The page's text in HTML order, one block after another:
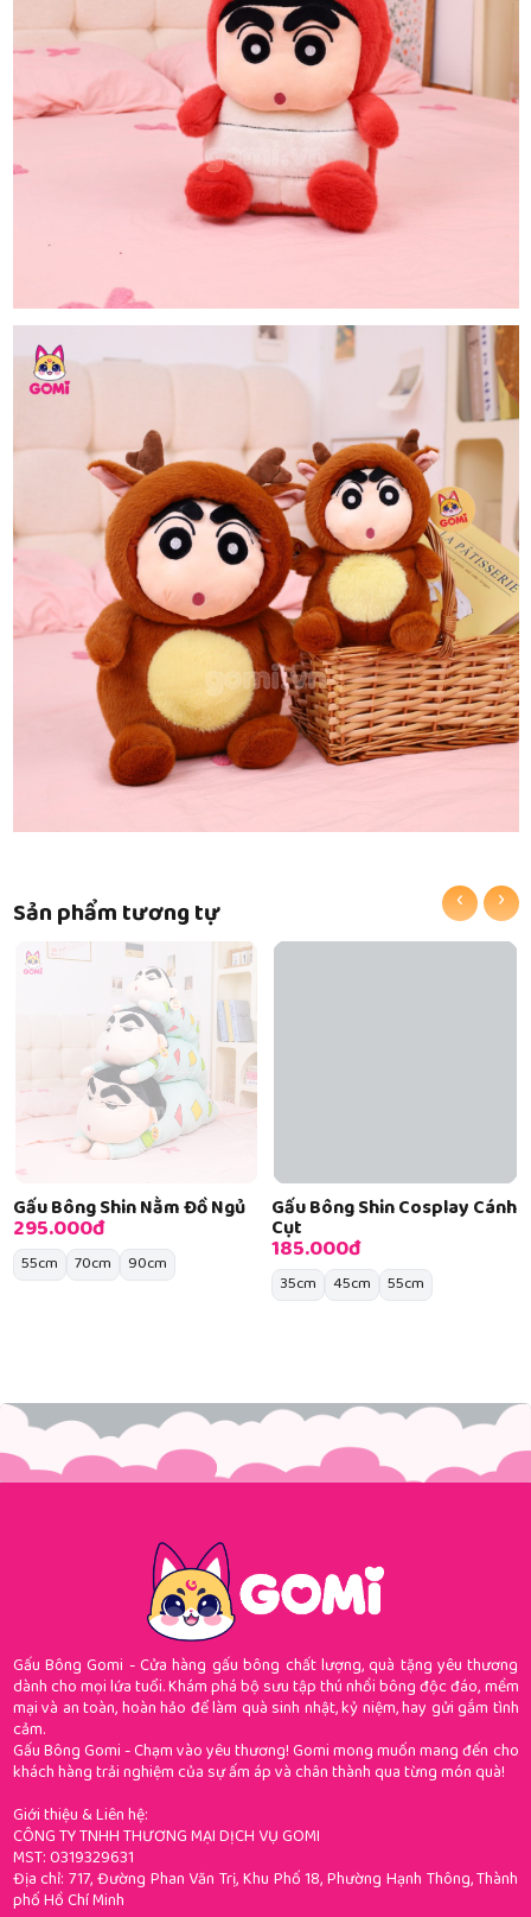
Sản phẩm tương tự
Gấu Bông Shin Nằm Đồ Ngủ
295.000đ
55cm 70cm 90cm
Gấu Bông Shin Cosplay Cánh
Cụt
185.000đ
35cm 45cm 55cm
‹ ›
Gấu Bông Gomi - Cửa hàng gấu bông chất lượng, quà tặng yêu thương
dành cho mọi lứa tuổi. Khám phá bộ sưu tập thú nhồi bông độc đáo, mềm
mại và an toàn, hoàn hảo để làm quà sinh nhật, kỷ niệm, hay gửi gắm tình
cảm.
Gấu Bông Gomi - Chạm vào yêu thương! Gomi mong muốn mang đến cho
khách hàng trải nghiệm của sự ấm áp và chân thành qua từng món quà!
Giới thiệu & Liên hệ:
CÔNG TY TNHH THƯƠNG MẠI DỊCH VỤ GOMI
MST: 0319329631
Địa chỉ: 717, Đường Phan Văn Trị, Khu Phố 18, Phường Hạnh Thông, Thành
phố Hồ Chí Minh